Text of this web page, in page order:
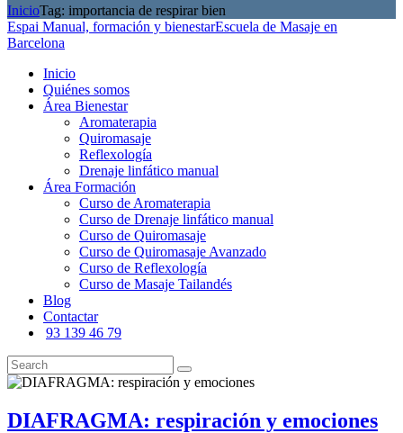
InicioTag: importancia de respirar bien
Espai Manual, formación y bienestarEscuela de Masaje en
Barcelona
Inicio
Quiénes somos
Área Bienestar
Aromaterapia
Quiromasaje
Reflexología
Drenaje linfático manual
Área Formación
Curso de Aromaterapia
Curso de Drenaje linfático manual
Curso de Quiromasaje
Curso de Quiromasaje Avanzado
Curso de Reflexología
Curso de Masaje Tailandés
Blog
Contactar
93 139 46 79
DIAFRAGMA: respiración y emociones